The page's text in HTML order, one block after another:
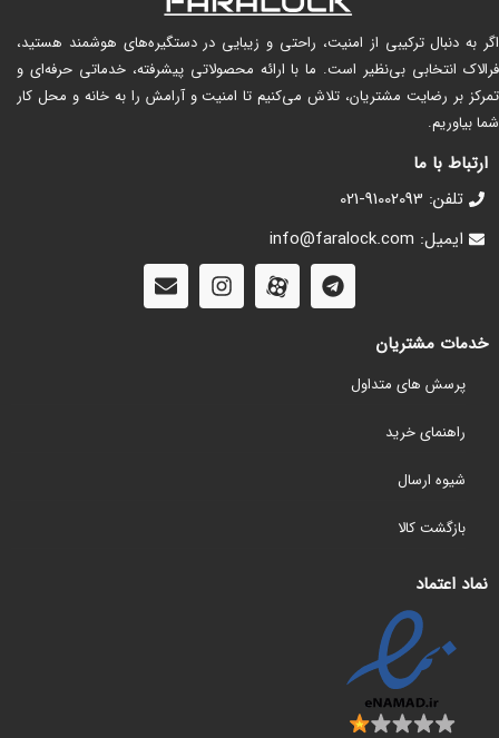
اگر به دنبال ترکیبی از امنیت، راحتی و زیبایی در دستگیره‌های هوشمند هستید،
فرالاک انتخابی بی‌نظیر است. ما با ارائه محصولاتی پیشرفته، خدماتی حرفه‌ای و
تمرکز بر رضایت مشتریان، تلاش می‌کنیم تا امنیت و آرامش را به خانه و محل کار
شما بیاوریم.
ارتباط با ما
تلفن: 91002093-021
ایمیل: info@faralock.com
خدمات مشتریان
پرسش های متداول
راهنمای خرید
شیوه ارسال
بازگشت کالا
نماد اعتماد